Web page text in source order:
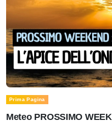
Prima Pagina
Meteo PROSSIMO